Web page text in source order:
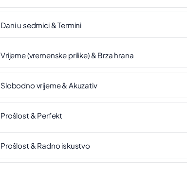
Dani u sedmici & Termini
Vrijeme (vremenske prilike) & Brza hrana
Slobodno vrijeme & Akuzativ
Prošlost & Perfekt
Prošlost & Radno iskustvo